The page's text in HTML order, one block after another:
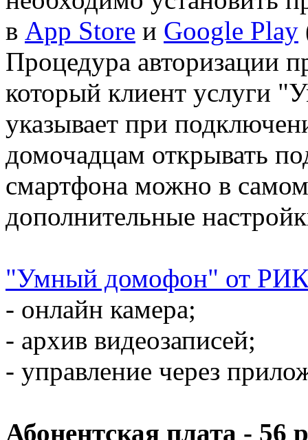
в App Store и Google Play
Процедура авторизации
который клиент услуги
указывает при
домочадцам открывать
смартфона можно в
дополнительные
"Умный домофон" от
- онлайн камера;
- архив видеозаписей;
- управление через
Абонентская плата - 56